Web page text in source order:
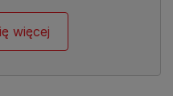
więcej